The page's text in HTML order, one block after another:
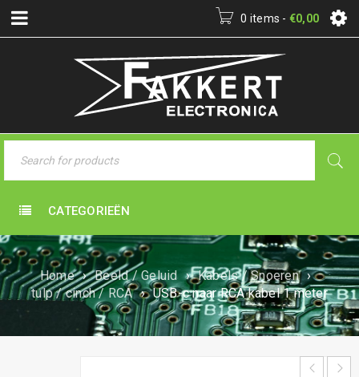
0 items - €0,00
CATEGORIEËN
Home › Beeld / Geluid › Kabels / Snoeren ›
tulp / cinch / RCA › USB-c naar RCA kabel 1 meter